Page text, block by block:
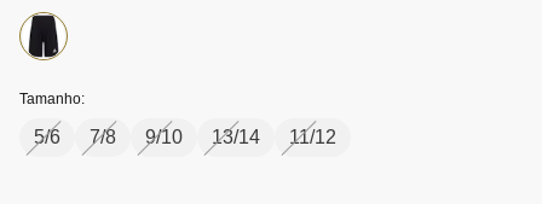
Tamanho:
5/6 7/8 9/10 13/14 11/12